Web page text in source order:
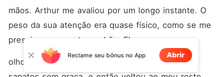
mãos. Arthur me avaliou por um longo instante. O
peso da sua atenção era quase físico, como se me
pressionasse contra o chão. Ele
olhou para minhas roupas baratas, para meus
Reclame seu bônus no App Abrir